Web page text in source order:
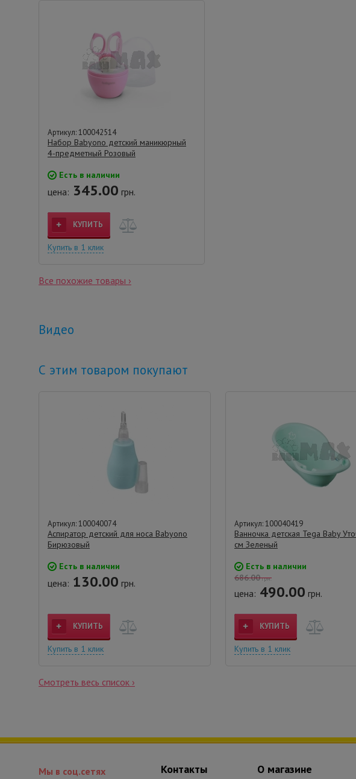
Артикул: 100042514
Набор Babyono детский маникюрный
4-предметный Розовый
Есть в наличии
цена: 345.00 грн.
КУПИТЬ
Купить в 1 клик
Все похожие товары ›
Видео
С этим товаром покупают
Артикул: 100040074
Аспиратор детский для носа Babyono
Бирюзовый
Есть в наличии
цена: 130.00 грн.
КУПИТЬ
Купить в 1 клик
Артикул: 100040419
Ванночка детская Tega Baby
см Зеленый
Есть в наличии
686.00грн.
цена: 490.00 грн.
КУПИТЬ
Купить в 1 клик
Смотреть весь список ›
О магазине
Контакты
Мы в соц.сетях